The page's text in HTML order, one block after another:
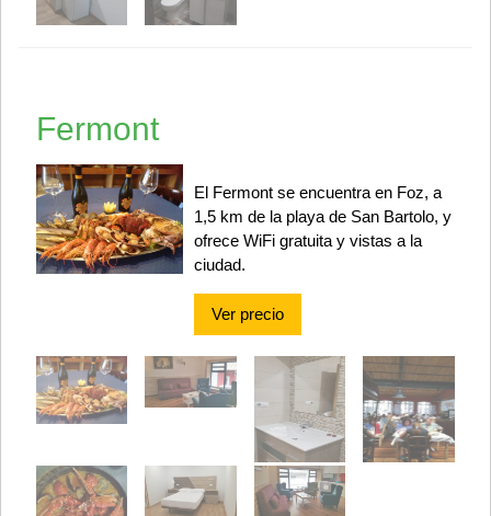
Fermont
El Fermont se encuentra en Foz, a
1,5 km de la playa de San Bartolo, y
ofrece WiFi gratuita y vistas a la
ciudad.
Ver precio